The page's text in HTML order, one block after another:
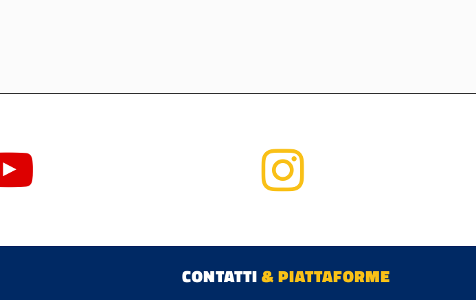
CONTATTI& PIATTAFORME